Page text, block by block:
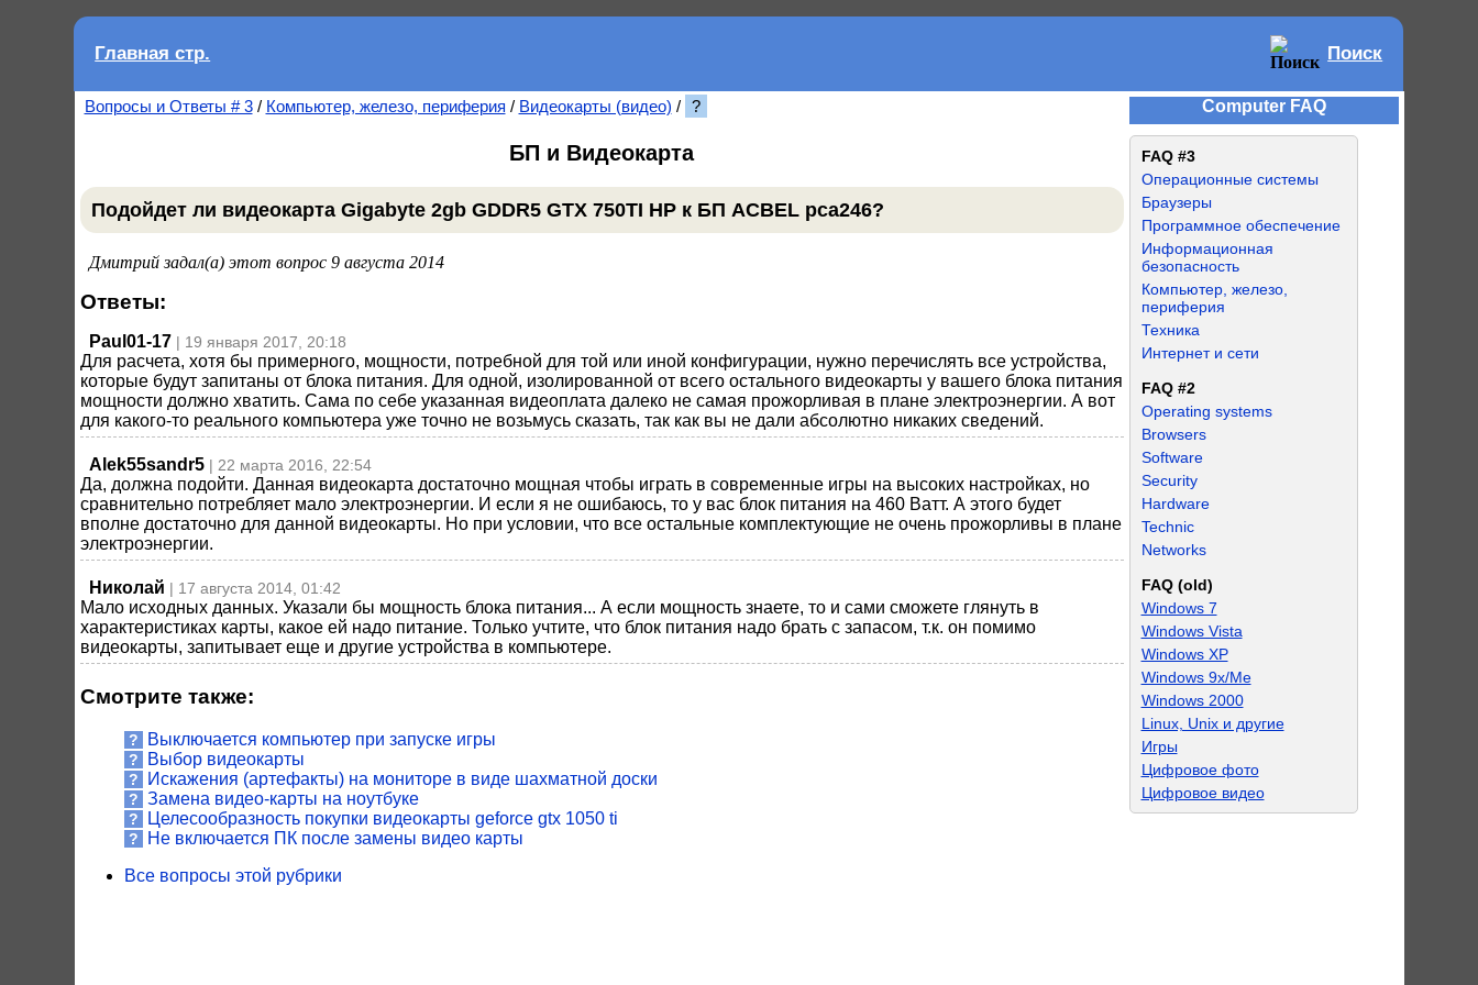
Главная стр. Поиск
Вопросы и Ответы # 3/ Компьютер, железо, периферия / Видеокарты (видео) / ?
БП и Видеокарта
Подойдет ли видеокарта Gigabyte 2gb GDDR5 GTX 750TI HP к БП ACBEL pca246?
Дмитрий задал(а) этот вопрос 9 августа 2014
Ответы:
Paul01-17 | 19 января 2017, 20:18
Для расчета, хотя бы примерного, мощности, потребной для той или иной конфигурации, нужно перечислять все устройства,
которые будут запитаны от блока питания. Для одной, изолированной от всего остального видеокарты у вашего блока питания
мощности должно хватить. Сама по себе указанная видеоплата далеко не самая прожорливая в плане электроэнергии. А вот
для какого-то реального компьютера уже точно не возьмусь сказать, так как вы не дали абсолютно никаких сведений.
Alek55sandr5 | 22 марта 2016, 22:54
Да, должна подойти. Данная видеокарта достаточно мощная чтобы играть в современные игры на высоких настройках, но
сравнительно потребляет мало электроэнергии. И если я не ошибаюсь, то у вас блок питания на 460 Ватт. А этого будет
вполне достаточно для данной видеокарты. Но при условии, что все остальные комплектующие не очень прожорливы в плане
электроэнергии.
Николай | 17 августа 2014, 01:42
Мало исходных данных. Указали бы мощность блока питания... А если мощность знаете, то и сами сможете глянуть в
характеристиках карты, какое ей надо питание. Только учтите, что блок питания надо брать с запасом, т.к. он помимо
видеокарты, запитывает еще и другие устройства в компьютере.
Смотрите также:
? Выключается компьютер при запуске игры
? Выбор видеокарты
? Искажения (артефакты) на мониторе в виде шахматной доски
? Замена видео-карты на ноутбуке
? Целесообразность покупки видеокарты geforce gtx 1050 ti
?
Не включается ПК после замены видео карты
Все вопросы этой рубрики
Computer FAQ
FAQ #3
Операционные системы
Браузеры
Программное обеспечение
Информационная
безопасность
Компьютер, железо,
периферия
Техника
Интернет и сети
FAQ #2
Operating systems
Browsers
Software
Security
Hardware
Technic
Networks
FAQ (old)
Windows 7
Windows Vista
Windows XP
Windows 9x/Me
Windows 2000
Linux, Unix и другие
Игры
Цифровое фото
Цифровое видео